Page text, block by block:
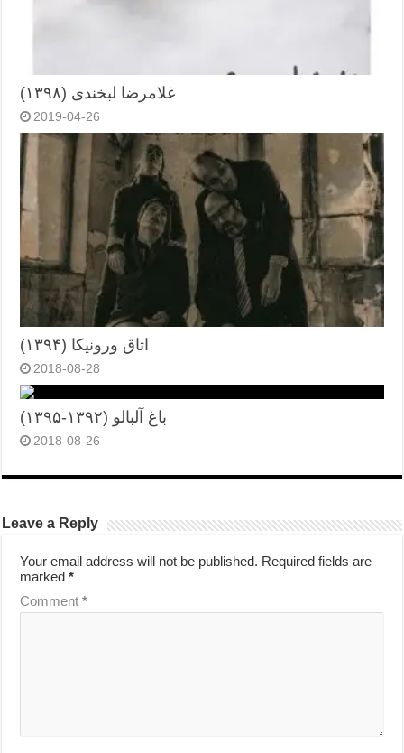
غلامرضا لبخندی (۱۳۹۸)
2019-04-26
اتاق ورونیکا (۱۳۹۴)
2018-08-28
باغ آلبالو (۱۳۹۲-۱۳۹۵)
2018-08-26
Leave a Reply
Your email address will not be published. Required fields are
marked*
Comment*